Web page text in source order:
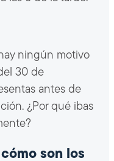
ningún motivo
30 de
antes de
¿Por qué ibas
son los